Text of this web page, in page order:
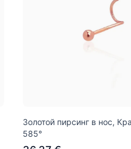
Золотой пирсинг в нос,
585°